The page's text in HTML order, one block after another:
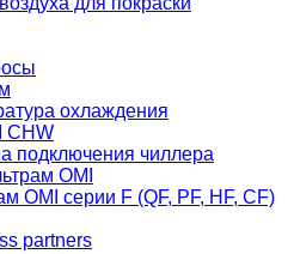
охлаждения
CHW
подключения чиллера
OMI
OMI серии F (QF, PF, HF, CF)
partners